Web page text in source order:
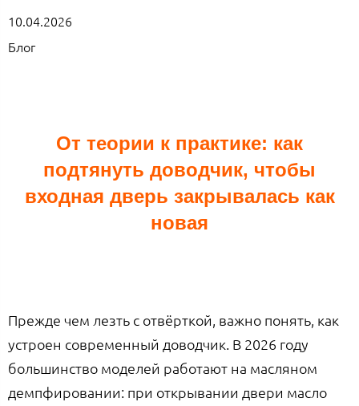
10.04.2026
Блог
От теории к практике: как
подтянуть доводчик, чтобы
входная дверь закрывалась как
новая
Прежде чем лезть с отвёрткой, важно понять, как
устроен современный доводчик. В 2026 году
большинство моделей работают на масляном
демпфировании: при открывании двери масло